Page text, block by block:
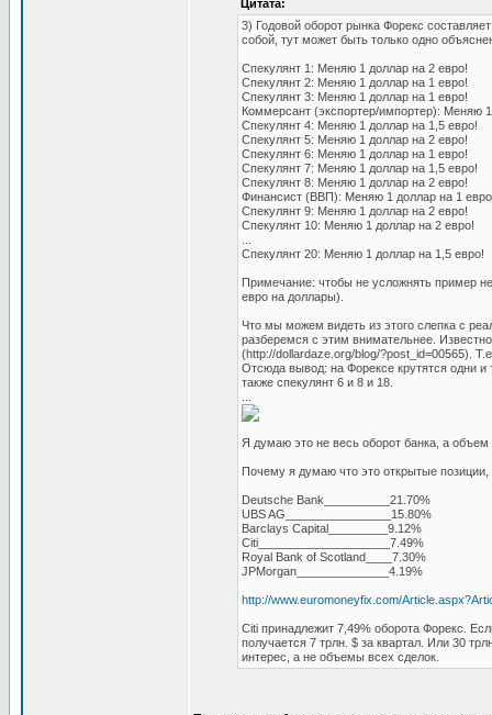
Цитата:
3) Годовой оборот рынка Форекс
собой, тут может быть только одно
Спекулянт 1: Меняю 1 доллар на 2 евро!
Спекулянт 2: Меняю 1 доллар на 1 евро!
Спекулянт 3: Меняю 1 доллар на 1 евро!
Коммерсант (экспортер/импортер): Меняю
Спекулянт 4: Меняю 1 доллар на 1,5 евро!
Спекулянт 5: Меняю 1 доллар на 2 евро!
Спекулянт 6: Меняю 1 доллар на 1 евро!
Спекулянт 7: Меняю 1 доллар на 1,5 евро!
Спекулянт 8: Меняю 1 доллар на 2 евро!
Финансист (ВВП): Меняю 1 доллар на 1
Спекулянт 9: Меняю 1 доллар на 2 евро!
Спекулянт 10: Меняю 1 доллар на 2 евро!
Спекулянт 20: Меняю 1 доллар на 1,5 евро!
Примечание: чтобы не усложнять пример
евро на доллары).
Что мы можем видеть из этого слепка с
разберемся с этим внимательнее.
(http://dollardaze.org/blog/?post_id=00565).
Отсюда вывод: на Форексе крутятся одни и
также спекулянт 6 и 8 и 18.
Я думаю это не весь оборот банка, а объем
Почему я думаю что это открытые
Deutsche Bank__________21.70%
UBS AG________________15.80%
Barclays Capital_________9.12%
Citi____________________7.49%
Royal Bank of Scotland____7.30%
JPMorgan______________4.19%
http://www.euromoneyfix.com/
Citi принадлежит 7,49% оборота Форекс.
получается 7 трлн. $ за квартал. Или 30
интерес, а не объемы всех сделок.